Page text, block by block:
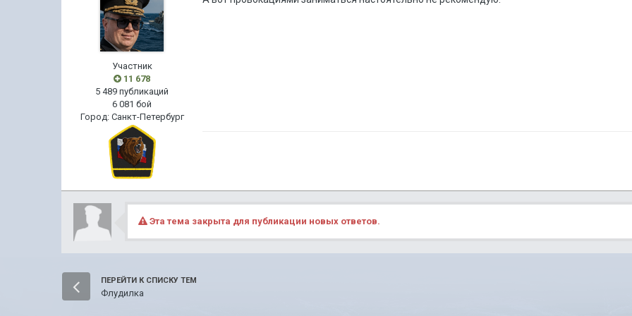
Участник
11 678
5 489 публикаций
6 081 бой
Город: Санкт-Петербург
Эта тема закрыта для публикации новых ответов.
ПЕРЕЙТИ К СПИСКУ ТЕМ
Флудилка